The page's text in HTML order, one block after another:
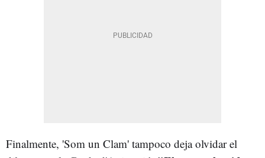
Finalmente, 'Som un Clam' tampoco deja olvidar el